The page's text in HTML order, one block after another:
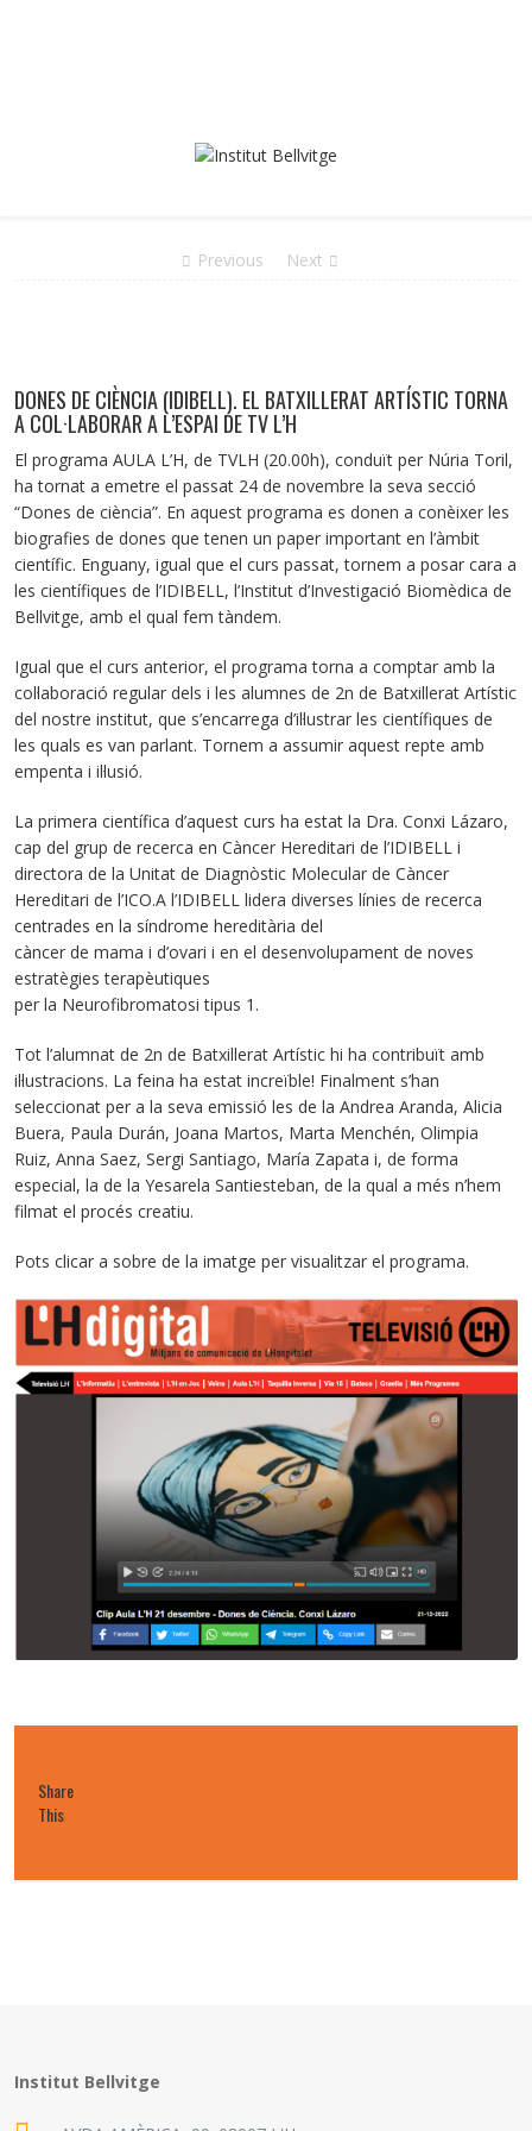
Previous Next
DONES DE CIÈNCIA (IDIBELL). EL BATXILLERAT ARTÍSTIC TORNA
A COL·LABORAR A L’ESPAI DE TV L’H
El programa AULA L’H, de TVLH (20.00h), conduït per Núria Toril,
ha tornat a emetre el passat 24 de novembre la seva secció
“Dones de ciència”. En aquest programa es donen a conèixer les
biografies de dones que tenen un paper important en l’àmbit
científic. Enguany, igual que el curs passat, tornem a posar cara a
les científiques de l’IDIBELL, l’Institut d’Investigació Biomèdica de
Bellvitge, amb el qual fem tàndem.
Igual que el curs anterior, el programa torna a comptar amb la
col·laboració regular dels i les alumnes de 2n de Batxillerat Artístic
del nostre institut, que s’encarrega d’il·lustrar les científiques de
les quals es van parlant. Tornem a assumir aquest repte amb
empenta i il·lusió.
La primera científica d’aquest curs ha estat la Dra. Conxi Lázaro,
cap del grup de recerca en Càncer Hereditari de l’IDIBELL i
directora de la Unitat de Diagnòstic Molecular de Càncer
Hereditari de l’ICO.A l’IDIBELL lidera diverses línies de recerca
centrades en la síndrome hereditària del
càncer de mama i d’ovari i en el desenvolupament de noves
estratègies terapèutiques
per la Neurofibromatosi tipus 1.
Tot l’alumnat de 2n de Batxillerat Artístic hi ha contribuït amb
il·lustracions. La feina ha estat increïble! Finalment s’han
seleccionat per a la seva emissió les de la Andrea Aranda, Alicia
Buera, Paula Durán, Joana Martos, Marta Menchén, Olimpia
Ruiz, Anna Saez, Sergi Santiago, María Zapata i, de forma
especial, la de la Yesarela Santiesteban, de la qual a més n’hem
filmat el procés creatiu.
Pots clicar a sobre de la imatge per visualitzar el programa.
Share
This
Institut Bellvitge